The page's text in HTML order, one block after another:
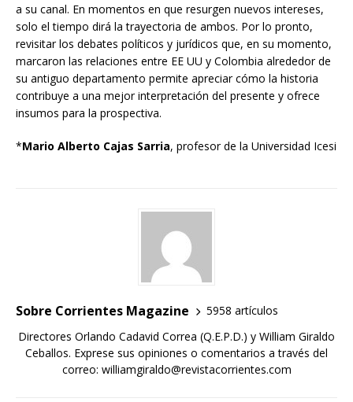
a su canal. En momentos en que resurgen nuevos intereses,
solo el tiempo dirá la trayectoria de ambos. Por lo pronto,
revisitar los debates políticos y jurídicos que, en su momento,
marcaron las relaciones entre EE UU y Colombia alrededor de
su antiguo departamento permite apreciar cómo la historia
contribuye a una mejor interpretación del presente y ofrece
insumos para la prospectiva.
*Mario Alberto Cajas Sarria, profesor de la Universidad Icesi
Sobre Corrientes Magazine
5958 artículos
Directores Orlando Cadavid Correa (Q.E.P.D.) y William Giraldo
Ceballos. Exprese sus opiniones o comentarios a través del
correo: williamgiraldo@revistacorrientes.com